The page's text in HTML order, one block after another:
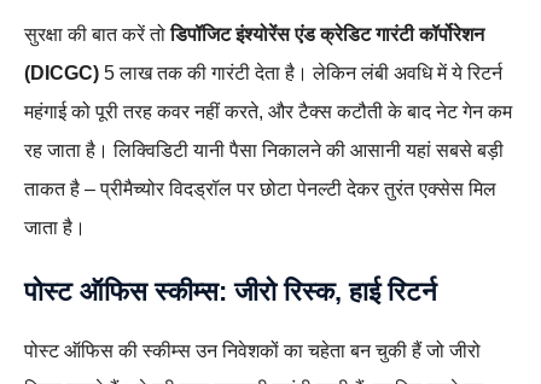
सुरक्षा की बात करें तोडिपॉजिट इंश्योरेंस एंड क्रेडिट गारंटी कॉर्पोरेशन
(DICGC) 5 लाख तक की गारंटी देता है। लेकिन लंबी अवधि में ये रिटर्न
महंगाई को पूरी तरह कवर नहीं करते, और टैक्स कटौती के बाद नेट गेन कम
रह जाता है। लिक्विडिटी यानी पैसा निकालने की आसानी यहां सबसे बड़ी
ताकत है – प्रीमैच्योर विदड्रॉल पर छोटा पेनल्टी देकर तुरंत एक्सेस मिल
जाता है।
पोस्ट ऑफिस स्कीम्स: जीरो रिस्क, हाई रिटर्न
पोस्ट ऑफिस की स्कीम्स उन निवेशकों का चहेता बन चुकी हैं जो जीरो